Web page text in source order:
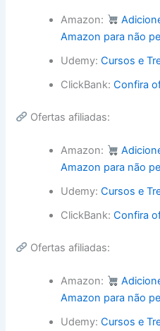
Amazon:
Amazon para não
Udemy:Cursos e
ClickBank:Confira
Ofertas afiliadas:
Amazon:
Amazon para não
Udemy:Cursos e
ClickBank:Confira
Ofertas afiliadas:
Amazon:
Amazon para não
Udemy:Cursos e